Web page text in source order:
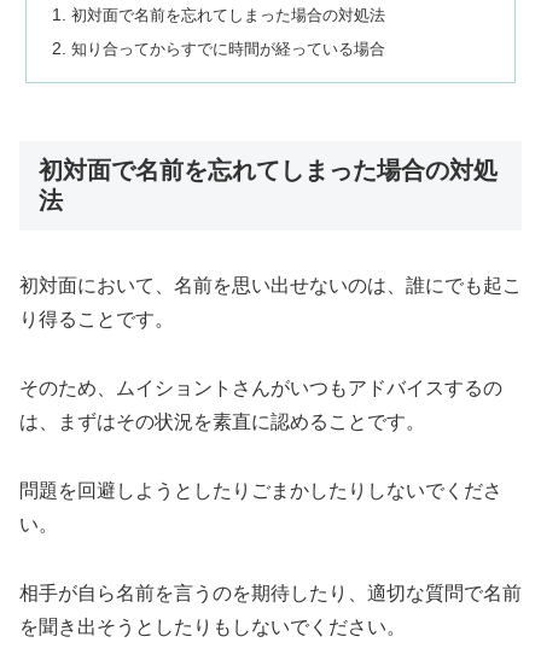
初対面で名前を忘れてしまった場合の対処法
知り合ってからすでに時間が経っている場合
初対面で名前を忘れてしまった場合の対処
法
初対面において、名前を思い出せないのは、誰にでも起こ
り得ることです。
そのため、ムイショントさんがいつもアドバイスするの
は、まずはその状況を素直に認めることです。
問題を回避しようとしたりごまかしたりしないでくださ
い。
相手が自ら名前を言うのを期待したり、適切な質問で名前
を聞き出そうとしたりもしないでください。